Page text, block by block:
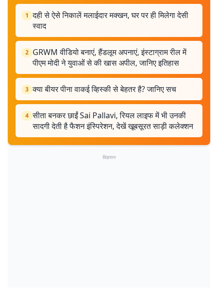
1 दही से ऐसे निकालें मलाईदार मक्खन, घर पर ही मिलेगा देसी
स्वाद
2 GRWM वीडियो बनाएं, हैंडलूम अपनाएं, इंस्टाग्राम रील में
पीएम मोदी ने युवाओं से की खास अपील, जानिए इतिहास
3 क्या बीयर पीना वाकई व्हिस्की से बेहतर है? जानिए सच
4 सीता बनकर छाईं Sai Pallavi, रियल लाइफ में भी उनकी
सादगी देती है फैशन इंस्पिरेशन, देखें खूबसूरत साड़ी कलेक्शन
विज्ञापन